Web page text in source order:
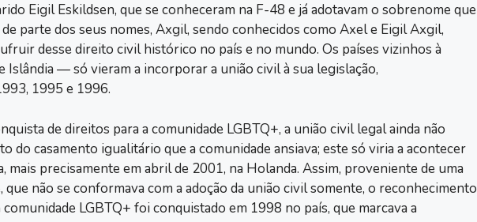
Eigil Eskildsen, que se conheceram na F-48 e já adotavam o sobrenome que
parte dos seus nomes, Axgil, sendo conhecidos como Axel e Eigil Axgil,
desse direito civil histórico no país e no mundo. Os países vizinhos à
Islândia — só vieram a incorporar a união civil à sua legislação,
1995 e 1996.
de direitos para a comunidade LGBTQ+, a união civil legal ainda não
do casamento igualitário que a comunidade ansiava; este só viria a acontecer
mais precisamente em abril de 2001, na Holanda. Assim, proveniente de uma
que não se conformava com a adoção da união civil somente, o reconhecimento
LGBTQ+ foi conquistado em 1998 no país, que marcava a